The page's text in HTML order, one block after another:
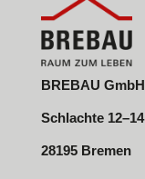
BREBAU GmbH
Schlachte 12–14
28195 Bremen